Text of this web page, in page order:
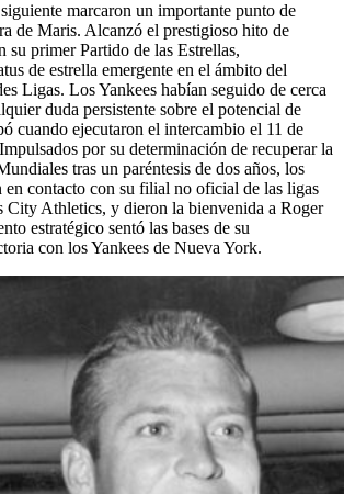
marcaron un importante punto de
de Maris. Alcanzó el prestigioso hito de
su primer Partido de las Estrellas,
de estrella emergente en el ámbito del
Ligas. Los Yankees habían seguido de cerca
duda persistente sobre el potencial de
cuando ejecutaron el intercambio el 11 de
por su determinación de recuperar la
tras un paréntesis de dos años, los
en contacto con su filial no oficial de las ligas
City Athletics, y dieron la bienvenida a Roger
estratégico sentó las bases de su
con los Yankees de Nueva York.